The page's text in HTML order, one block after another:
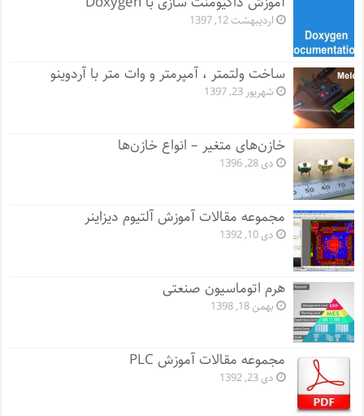
اردیبهشت 12, 1397
ساخت ولتمتر ، آمپرمتر و وات متر با آردوینو
شهریور 23, 1397
خازن‌های متغیر – انواع خازن‌ها
دی 28, 1396
مجموعه مقالات آموزش آلتیوم دیزاینر
دی 10, 1392
هرم اتوماسیون صنعتی
بهمن 18, 1398
مجموعه مقالات آموزش PLC
دی 23, 1392